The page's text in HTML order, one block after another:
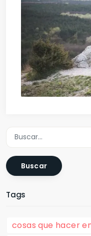
Buscar
Tags
cosas que hacer